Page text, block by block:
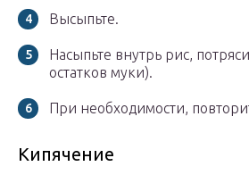
Высыпьте.
Насыпьте внутрь рис,
остатков муки).
При необходимости,
Кипячение